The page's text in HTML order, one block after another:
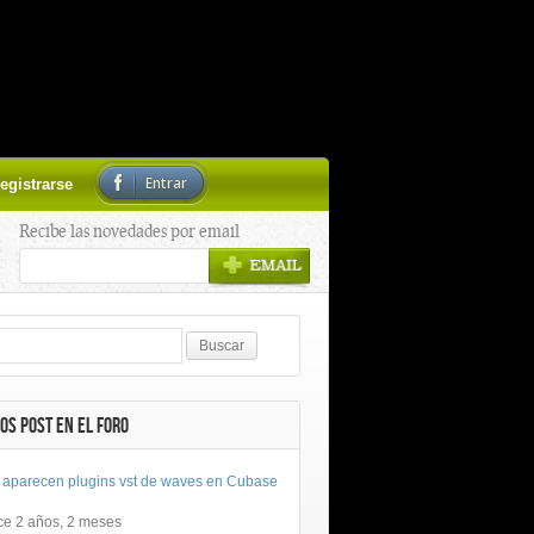
Entrar
Recibe las novedades por email
POST EN EL FORO
aparecen plugins vst de waves en Cubase
2 años, 2 meses